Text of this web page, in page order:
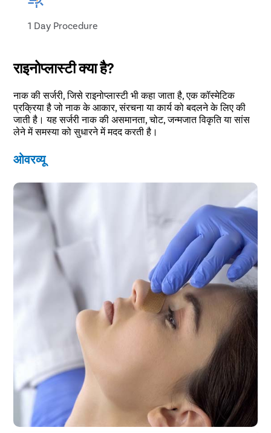
1 Day Procedure
राइनोप्लास्टी क्या है?
नाक की सर्जरी, जिसे राइनोप्लास्टी भी कहा जाता है, एक कॉस्मेटिक
प्रक्रिया है जो नाक के आकार, संरचना या कार्य को बदलने के लिए की
जाती है। यह सर्जरी नाक की असमानता, चोट, जन्मजात विकृति या सांस
लेने में समस्या को सुधारने में मदद करती है।
ओवरव्यू